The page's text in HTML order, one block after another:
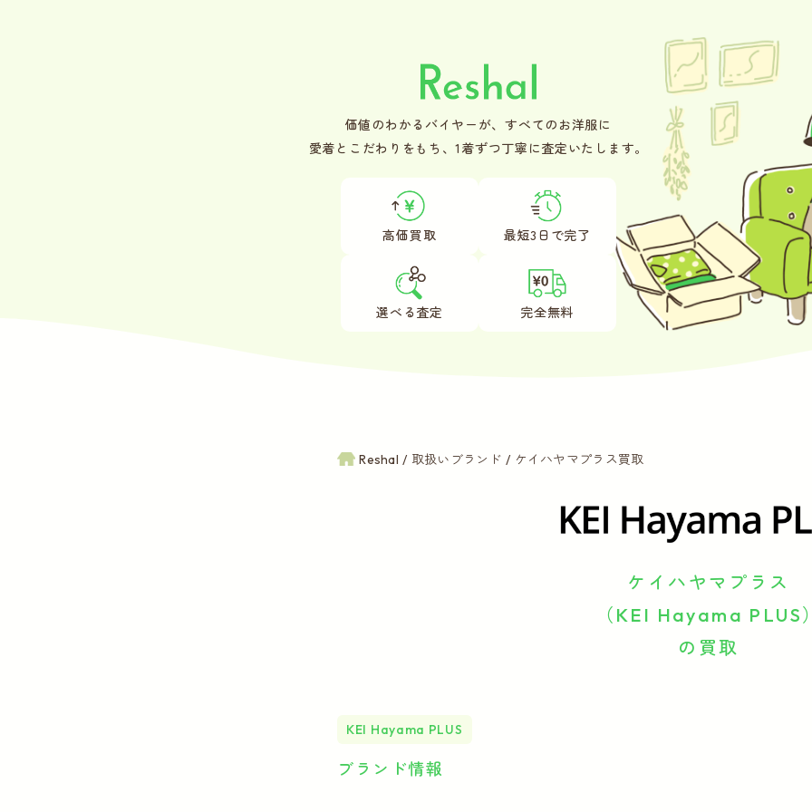
価値のわかるバイヤーが、すべてのお洋服に
愛着とこだわりをもち、1着ずつ丁寧に査定いたします。
高価買取 最短3日で完了
選べる査定 完全無料
Reshal 取扱いブランド ケイハヤマプラス買取
ケイハヤマプラス
（KEI Hayama PLUS
の買取
KEI Hayama PLUS
ブランド情報